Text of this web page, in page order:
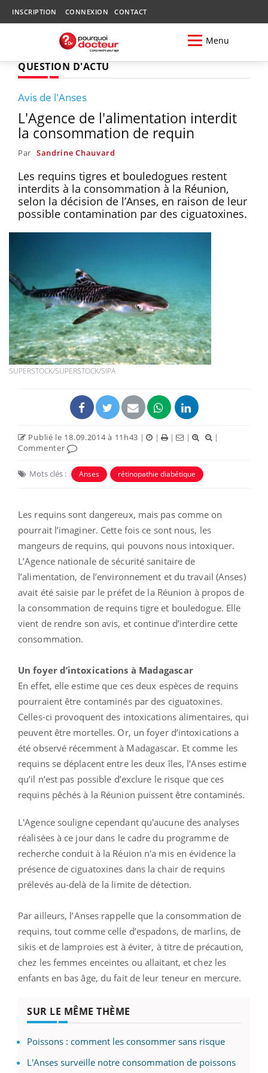
INSCRIPTION CONNEXION CONTACT
Menu
QUESTION D'ACTU
Avis de l'Anses
L'Agence de l'alimentation interdit
la consommation de requin
Par Sandrine Chauvard
Les requins tigres et bouledogues restent
interdits à la consommation à la Réunion,
selon la décision de l’Anses, en raison de leur
possible contamination par des ciguatoxines.
SUPERSTOCK/SUPERSTOCK/SIPA
Publié le 18.09.2014 à 11h43 | | | |
|
Commenter
Mots clés : Anses rétinopathie diabétique
Les requins sont dangereux, mais pas comme on
pourrait l’imaginer. Cette fois ce sont nous, les
mangeurs de requins, qui pouvons nous intoxiquer.
L’Agence nationale de sécurité sanitaire de
l’alimentation, de l’environnement et du travail (Anses)
avait été saisie par le préfet de la Réunion à propos de
la consommation de requins tigre et bouledogue. Elle
vient de rendre son avis, et continue d’interdire cette
consommation.
Un foyer d’intoxications à Madagascar
En effet, elle estime que ces deux espèces de requins
pourraient être contaminés par des ciguatoxines.
Celles-ci provoquent des intoxications alimentaires, qui
peuvent être mortelles. Or, un foyer d’intoxications a
été observé récemment à Madagascar. Et comme les
requins se déplacent entre les deux îles, l’Anses estime
qu’il n’est pas possible d’exclure le risque que ces
requins pêchés à la Réunion puissent être contaminés.
L'Agence souligne cependant qu'aucune des analyses
réalisées à ce jour dans le cadre du programme de
recherche conduit à la Réuion n'a mis en évidence la
présence de ciguatoxines dans la chair de requins
prélevés au-delà de la limite de détection.
Par ailleurs, l’Anses rappelle que la consommation de
requins, tout comme celle d’espadons, de marlins, de
sikis et de lamproies est à éviter, à titre de précaution,
chez les femmes enceintes ou allaitant, et chez les
enfants en bas âge, du fait de leur teneur en mercure.
SUR LE MÊME THÈME
Poissons : comment les consommer sans risque
L'Anses surveille notre consommation de poissons